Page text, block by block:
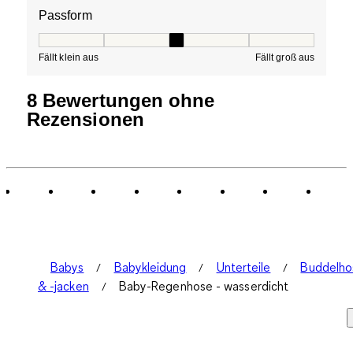
Passform
Fällt klein aus Fällt groß aus
8 Bewertungen ohne
Rezensionen
Babys Babykleidung Unterteile
& -jacken
Baby-Regenhose - wasserdicht